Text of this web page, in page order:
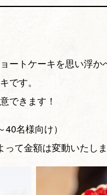
ートケーキを思い浮
です。
できます！
名様向け）
て金額は変動いたしま